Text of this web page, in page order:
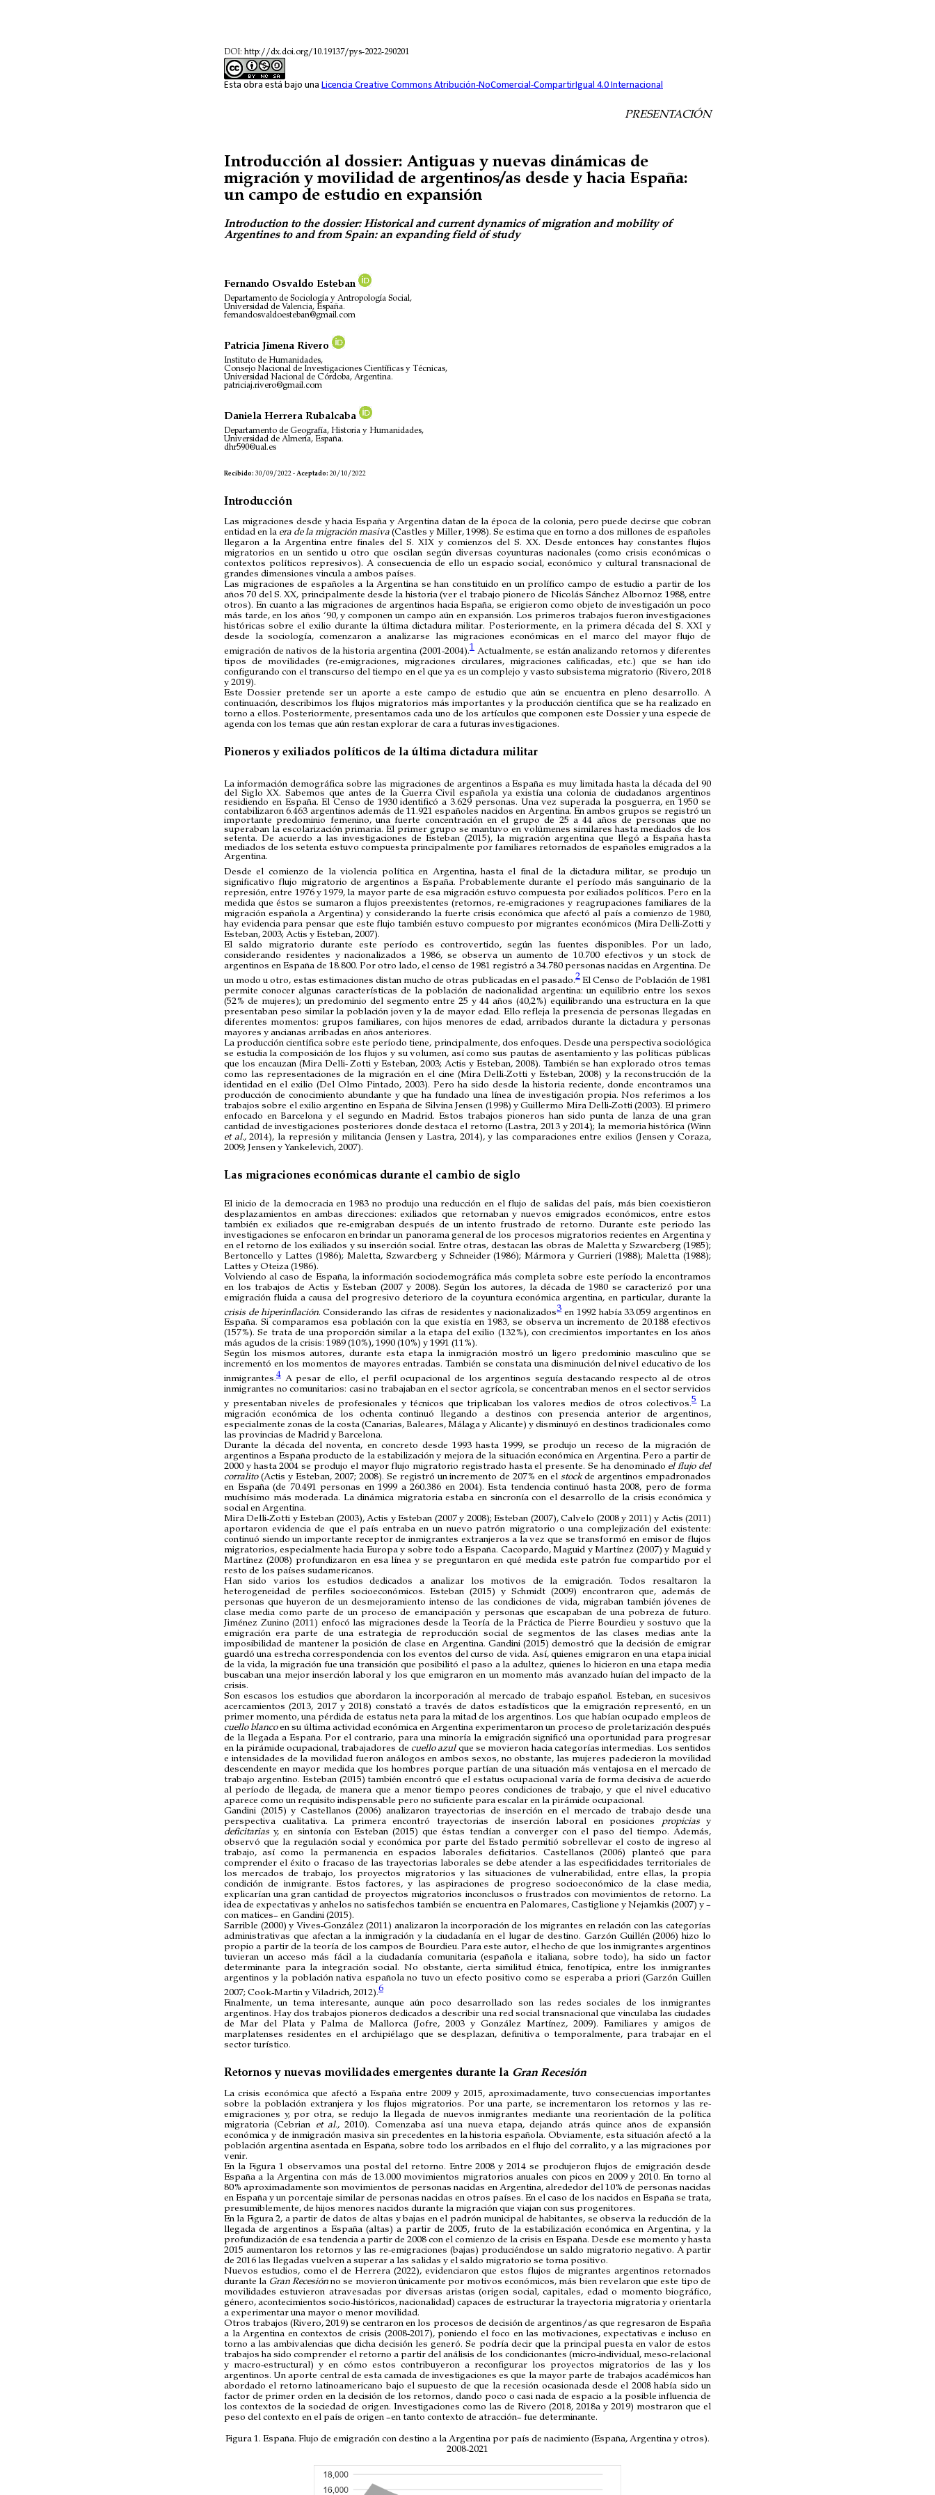
DOI: http://dx.doi.org/10.19137/pys-2022-290201
Esta obra está bajo una Licencia Creative Commons Atribución-NoComercial-CompartirIgual 4.0 Internacional
PRESENTACIÓN
Introducción al dossier: Antiguas y nuevas dinámicas de
migración y movilidad de argentinos/as desde y hacia España:
un campo de estudio en expansión
Introduction to the dossier: Historical and current dynamics of migration and mobility of
Argentines to and from Spain: an expanding field of study
Fernando Osvaldo Esteban
Departamento de Sociología y Antropología Social,
Universidad de Valencia, España.
fernandosvaldoesteban@gmail.com
Patricia Jimena Rivero
Instituto de Humanidades,
Consejo Nacional de Investigaciones Científicas y Técnicas,
Universidad Nacional de Córdoba, Argentina.
patriciaj.rivero@gmail.com
Daniela Herrera Rubalcaba
Departamento de Geografía, Historia y Humanidades,
Universidad de Almería, España.
dhr590@ual.es
Recibido: 30/09/2022 -Aceptado: 20/10/2022
Introducción
Las migraciones desde y hacia España y Argentina datan de la época de la colonia, pero puede decirse que cobran
entidad en la era de la migración masiva(Castles y Miller, 1998). Se estima que en torno a dos millones de españoles
llegaron a la Argentina entre finales del S. XIX y comienzos del S. XX. Desde entonces hay constantes flujos
migratorios en un sentido u otro que oscilan según diversas coyunturas nacionales (como crisis económicas o
contextos políticos represivos). A consecuencia de ello un espacio social, económico y cultural transnacional de
grandes dimensiones vincula a ambos países.
Las migraciones de españoles a la Argentina se han constituido en un prolífico campo de estudio a partir de los
años 70 del S. XX, principalmente desde la historia (ver el trabajo pionero de Nicolás Sánchez Albornoz 1988, entre
otros). En cuanto a las migraciones de argentinos hacia España, se erigieron como objeto de investigación un poco
más tarde, en los años ‘90, y componen un campo aún en expansión. Los primeros trabajos fueron investigaciones
históricas sobre el exilio durante la última dictadura militar. Posteriormente, en la primera década del S. XXI y
desde la sociología, comenzaron a analizarse las migraciones económicas en el marco del mayor flujo de
emigración de nativos de la historia argentina (2001-2004).1 Actualmente, se están analizando retornos y diferentes
tipos de movilidades (re-emigraciones, migraciones circulares, migraciones calificadas, etc.) que se han ido
configurando con el transcurso del tiempo en el que ya es un complejo y vasto subsistema migratorio (Rivero, 2018
y 2019).
Este Dossier pretende ser un aporte a este campo de estudio que aún se encuentra en pleno desarrollo. A
continuación, describimos los flujos migratorios más importantes y la producción científica que se ha realizado en
torno a ellos. Posteriormente, presentamos cada uno de los artículos que componen este Dossier y una especie de
agenda con los temas que aún restan explorar de cara a futuras investigaciones.
Pioneros y exiliados políticos de la última dictadura militar
La información demográfica sobre las migraciones de argentinos a España es muy limitada hasta la década del 90
del Siglo XX. Sabemos que antes de la Guerra Civil española ya existía una colonia de ciudadanos argentinos
residiendo en España. El Censo de 1930 identificó a 3.629 personas. Una vez superada la posguerra, en 1950 se
contabilizaron 6.463 argentinos además de 11.921 españoles nacidos en Argentina. En ambos grupos se registró un
importante predominio femenino, una fuerte concentración en el grupo de 25 a 44 años de personas que no
superaban la escolarización primaria. El primer grupo se mantuvo en volúmenes similares hasta mediados de los
setenta. De acuerdo a las investigaciones de Esteban (2015), la migración argentina que llegó a España hasta
mediados de los setenta estuvo compuesta principalmente por familiares retornados de españoles emigrados a la
Argentina.
Desde el comienzo de la violencia política en Argentina, hasta el final de la dictadura militar, se produjo un
significativo flujo migratorio de argentinos a España. Probablemente durante el período más sanguinario de la
represión, entre 1976 y 1979, la mayor parte de esa migración estuvo compuesta por exiliados políticos. Pero en la
medida que éstos se sumaron a flujos preexistentes (retornos, re-emigraciones y reagrupaciones familiares de la
migración española a Argentina) y considerando la fuerte crisis económica que afectó al país a comienzo de 1980,
hay evidencia para pensar que este flujo también estuvo compuesto por migrantes económicos (Mira Delli-Zotti y
Esteban, 2003; Actis y Esteban, 2007).
El saldo migratorio durante este período es controvertido, según las fuentes disponibles. Por un lado,
considerando residentes y nacionalizados a 1986, se observa un aumento de 10.700 efectivos y un stock de
argentinos en España de 18.800. Por otro lado, el censo de 1981 registró a 34.780 personas nacidas en Argentina. De
un modo u otro, estas estimaciones distan mucho de otras publicadas en el pasado.2El Censo de Población de 1981
permite conocer algunas características de la población de nacionalidad argentina: un equilibrio entre los sexos
(52% de mujeres); un predominio del segmento entre 25 y 44 años (40,2%) equilibrando una estructura en la que
presentaban peso similar la población joven y la de mayor edad. Ello refleja la presencia de personas llegadas en
diferentes momentos: grupos familiares, con hijos menores de edad, arribados durante la dictadura y personas
mayores y ancianas arribadas en años anteriores.
La producción científica sobre este período tiene, principalmente, dos enfoques. Desde una perspectiva sociológica
se estudia la composición de los flujos y su volumen, así como sus pautas de asentamiento y las políticas públicas
que los encauzan (Mira Delli- Zotti y Esteban, 2003; Actis y Esteban, 2008). También se han explorado otros temas
como las representaciones de la migración en el cine (Mira Delli-Zotti y Esteban, 2008) y la reconstrucción de la
identidad en el exilio (Del Olmo Pintado, 2003). Pero ha sido desde la historia reciente, donde encontramos una
producción de conocimiento abundante y que ha fundado una línea de investigación propia. Nos referimos a los
trabajos sobre el exilio argentino en España de Silvina Jensen (1998) y Guillermo Mira Delli-Zotti (2003). El primero
enfocado en Barcelona y el segundo en Madrid. Estos trabajos pioneros han sido punta de lanza de una gran
cantidad de investigaciones posteriores donde destaca el retorno (Lastra, 2013 y 2014); la memoria histórica (Winn
et al., 2014), la represión y militancia (Jensen y Lastra, 2014), y las comparaciones entre exilios (Jensen y Coraza,
2009; Jensen y Yankelevich, 2007).
Las migraciones económicas durante el cambio de siglo
El inicio de la democracia en 1983 no produjo una reducción en el flujo de salidas del país, más bien coexistieron
desplazamientos en ambas direcciones: exiliados que retornaban y nuevos emigrados económicos, entre estos
también ex exiliados que re-emigraban después de un intento frustrado de retorno. Durante este periodo las
investigaciones se enfocaron en brindar un panorama general de los procesos migratorios recientes en Argentina y
en el retorno de los exiliados y su inserción social. Entre otras, destacan las obras de Maletta y Szwarcberg (1985);
Bertoncello y Lattes (1986); Maletta, Szwarcberg y Schneider (1986); Mármora y Gurrieri (1988); Maletta (1988);
Lattes y Oteiza (1986).
Volviendo al caso de España, la información sociodemográfica más completa sobre este período la encontramos
en los trabajos de Actis y Esteban (2007 y 2008). Según los autores, la década de 1980 se caracterizó por una
emigración fluida a causa del progresivo deterioro de la coyuntura económica argentina, en particular, durante la
crisis de hiperinflación. Considerando las cifras de residentes y nacionalizados3en 1992 había 33.059 argentinos en
España. Si comparamos esa población con la que existía en 1983, se observa un incremento de 20.188 efectivos
(157%). Se trata de una proporción similar a la etapa del exilio (132%), con crecimientos importantes en los años
más agudos de la crisis: 1989 (10%), 1990 (10%) y 1991 (11%).
Según los mismos autores, durante esta etapa la inmigración mostró un ligero predominio masculino que se
incrementó en los momentos de mayores entradas. También se constata una disminución del nivel educativo de los
inmigrantes.4 A pesar de ello, el perfil ocupacional de los argentinos seguía destacando respecto al de otros
inmigrantes no comunitarios: casi no trabajaban en el sector agrícola, se concentraban menos en el sector servicios
y presentaban niveles de profesionales y técnicos que triplicaban los valores medios de otros colectivos.5La
migración económica de los ochenta continuó llegando a destinos con presencia anterior de argentinos,
especialmente zonas de la costa (Canarias, Baleares, Málaga y Alicante) y disminuyó en destinos tradicionales como
las provincias de Madrid y Barcelona.
Durante la década del noventa, en concreto desde 1993 hasta 1999, se produjo un receso de la migración de
argentinos a España producto de la estabilización y mejora de la situación económica en Argentina. Pero a partir de
2000 y hasta 2004 se produjo el mayor flujo migratorio registrado hasta el presente. Se ha denominado el flujo del
corralito(Actis y Esteban, 2007; 2008). Se registró un incremento de 207% en elstockde argentinos empadronados
en España (de 70.491 personas en 1999 a 260.386 en 2004). Esta tendencia continuó hasta 2008, pero de forma
muchísimo más moderada. La dinámica migratoria estaba en sincronía con el desarrollo de la crisis económica y
social en Argentina.
Mira Delli-Zotti y Esteban (2003), Actis y Esteban (2007 y 2008); Esteban (2007), Calvelo (2008 y 2011) y Actis (2011)
aportaron evidencia de que el país entraba en un nuevo patrón migratorio o una complejización del existente:
continuó siendo un importante receptor de inmigrantes extranjeros a la vez que se transformó en emisor de flujos
migratorios, especialmente hacia Europa y sobre todo a España. Cacopardo, Maguid y Martínez (2007) y Maguid y
Martínez (2008) profundizaron en esa línea y se preguntaron en qué medida este patrón fue compartido por el
resto de los países sudamericanos.
Han sido varios los estudios dedicados a analizar los motivos de la emigración. Todos resaltaron la
heterogeneidad de perfiles socioeconómicos. Esteban (2015) y Schmidt (2009) encontraron que, además de
personas que huyeron de un desmejoramiento intenso de las condiciones de vida, migraban también jóvenes de
clase media como parte de un proceso de emancipación y personas que escapaban de una pobreza de futuro.
Jiménez Zunino (2011) enfocó las migraciones desde la Teoría de la Práctica de Pierre Bourdieu y sostuvo que la
emigración era parte de una estrategia de reproducción social de segmentos de las clases medias ante la
imposibilidad de mantener la posición de clase en Argentina. Gandini (2015) demostró que la decisión de emigrar
guardó una estrecha correspondencia con los eventos del curso de vida. Así, quienes emigraron en una etapa inicial
de la vida, la migración fue una transición que posibilitó el paso a la adultez, quienes lo hicieron en una etapa media
buscaban una mejor inserción laboral y los que emigraron en un momento más avanzado huían del impacto de la
crisis.
Son escasos los estudios que abordaron la incorporación al mercado de trabajo español. Esteban, en sucesivos
acercamientos (2013, 2017 y 2018) constató a través de datos estadísticos que la emigración representó, en un
primer momento, una pérdida de estatus neta para la mitad de los argentinos. Los que habían ocupado empleos de
cuello blancoen su última actividad económica en Argentina experimentaron un proceso de proletarización después
de la llegada a España. Por el contrario, para una minoría la emigración significó una oportunidad para progresar
en la pirámide ocupacional, trabajadores de cuello azulque se movieron hacia categorías intermedias. Los sentidos
e intensidades de la movilidad fueron análogos en ambos sexos, no obstante, las mujeres padecieron la movilidad
descendente en mayor medida que los hombres porque partían de una situación más ventajosa en el mercado de
trabajo argentino. Esteban (2015) también encontró que el estatus ocupacional varía de forma decisiva de acuerdo
al período de llegada, de manera que a menor tiempo peores condiciones de trabajo, y que el nivel educativo
aparece como un requisito indispensable pero no suficiente para escalar en la pirámide ocupacional.
Gandini (2015) y Castellanos (2006) analizaron trayectorias de inserción en el mercado de trabajo desde una
perspectiva cualitativa. La primera encontró trayectorias de inserción laboral en posiciones propicias y
deficitarias y, en sintonía con Esteban (2015) que éstas tendían a converger con el paso del tiempo. Además,
observó que la regulación social y económica por parte del Estado permitió sobrellevar el costo de ingreso al
trabajo, así como la permanencia en espacios laborales deficitarios. Castellanos (2006) planteó que para
comprender el éxito o fracaso de las trayectorias laborales se debe atender a las especificidades territoriales de
los mercados de trabajo, los proyectos migratorios y las situaciones de vulnerabilidad, entre ellas, la propia
condición de inmigrante. Estos factores, y las aspiraciones de progreso socioeconómico de la clase media,
explicarían una gran cantidad de proyectos migratorios inconclusos o frustrados con movimientos de retorno. La
idea de expectativas y anhelos no satisfechos también se encuentra en Palomares, Castiglione y Nejamkis (2007) y –
con matices– en Gandini (2015).
Sarrible (2000) y Vives-González (2011) analizaron la incorporación de los migrantes en relación con las categorías
administrativas que afectan a la inmigración y la ciudadanía en el lugar de destino. Garzón Guillén (2006) hizo lo
propio a partir de la teoría de los campos de Bourdieu. Para este autor, el hecho de que los inmigrantes argentinos
tuvieran un acceso más fácil a la ciudadanía comunitaria (española e italiana, sobre todo), ha sido un factor
determinante para la integración social. No obstante, cierta similitud étnica, fenotípica, entre los inmigrantes
argentinos y la población nativa española no tuvo un efecto positivo como se esperaba a priori (Garzón Guillen
2007; Cook-Martin y Viladrich, 2012).6
Finalmente, un tema interesante, aunque aún poco desarrollado son las redes sociales de los inmigrantes
argentinos. Hay dos trabajos pioneros dedicados a describir una red social transnacional que vinculaba las ciudades
de Mar del Plata y Palma de Mallorca (Jofre, 2003 y González Martínez, 2009). Familiares y amigos de
marplatenses residentes en el archipiélago que se desplazan, definitiva o temporalmente, para trabajar en el
sector turístico.
Retornos y nuevas movilidades emergentes durante la Gran Recesión
La crisis económica que afectó a España entre 2009 y 2015, aproximadamente, tuvo consecuencias importantes
sobre la población extranjera y los flujos migratorios. Por una parte, se incrementaron los retornos y las re-
emigraciones y, por otra, se redujo la llegada de nuevos inmigrantes mediante una reorientación de la política
migratoria (Cebrian et al., 2010). Comenzaba así una nueva etapa, dejando atrás quince años de expansión
económica y de inmigración masiva sin precedentes en la historia española. Obviamente, esta situación afectó a la
población argentina asentada en España, sobre todo los arribados en el flujo del corralito, y a las migraciones por
venir.
En la Figura 1 observamos una postal del retorno. Entre 2008 y 2014 se produjeron flujos de emigración desde
España a la Argentina con más de 13.000 movimientos migratorios anuales con picos en 2009 y 2010. En torno al
80% aproximadamente son movimientos de personas nacidas en Argentina, alrededor del 10% de personas nacidas
en España y un porcentaje similar de personas nacidas en otros países. En el caso de los nacidos en España se trata,
presumiblemente, de hijos menores nacidos durante la migración que viajan con sus progenitores.
En la Figura 2, a partir de datos de altas y bajas en el padrón municipal de habitantes, se observa la reducción de la
llegada de argentinos a España (altas) a partir de 2005, fruto de la estabilización económica en Argentina, y la
profundización de esa tendencia a partir de 2008 con el comienzo de la crisis en España. Desde ese momento y hasta
2015 aumentaron los retornos y las re-emigraciones (bajas) produciéndose un saldo migratorio negativo. A partir
de 2016 las llegadas vuelven a superar a las salidas y el saldo migratorio se torna positivo.
Nuevos estudios, como el de Herrera (2022), evidenciaron que estos flujos de migrantes argentinos retornados
durante la Gran Recesiónno se movieron únicamente por motivos económicos, más bien revelaron que este tipo de
movilidades estuvieron atravesadas por diversas aristas (origen social, capitales, edad o momento biográfico,
género, acontecimientos socio-históricos, nacionalidad) capaces de estructurar la trayectoria migratoria y orientarla
a experimentar una mayor o menor movilidad.
Otros trabajos (Rivero, 2019) se centraron en los procesos de decisión de argentinos/as que regresaron de España
a la Argentina en contextos de crisis (2008-2017), poniendo el foco en las motivaciones, expectativas e incluso en
torno a las ambivalencias que dicha decisión les generó. Se podría decir que la principal puesta en valor de estos
trabajos ha sido comprender el retorno a partir del análisis de los condicionantes (micro-individual, meso-relacional
y macro-estructural) y en cómo estos contribuyeron a reconfigurar los proyectos migratorios de las y los
argentinos. Un aporte central de esta camada de investigaciones es que la mayor parte de trabajos académicos han
abordado el retorno latinoamericano bajo el supuesto de que la recesión ocasionada desde el 2008 había sido un
factor de primer orden en la decisión de los retornos, dando poco o casi nada de espacio a la posible influencia de
los contextos de la sociedad de origen. Investigaciones como las de Rivero (2018, 2018a y 2019) mostraron que el
peso del contexto en el país de origen –en tanto contexto de atracción– fue determinante.
Figura 1. España. Flujo de emigración con destino a la Argentina por país de nacimiento (España, Argentina y otros).
2008-2021